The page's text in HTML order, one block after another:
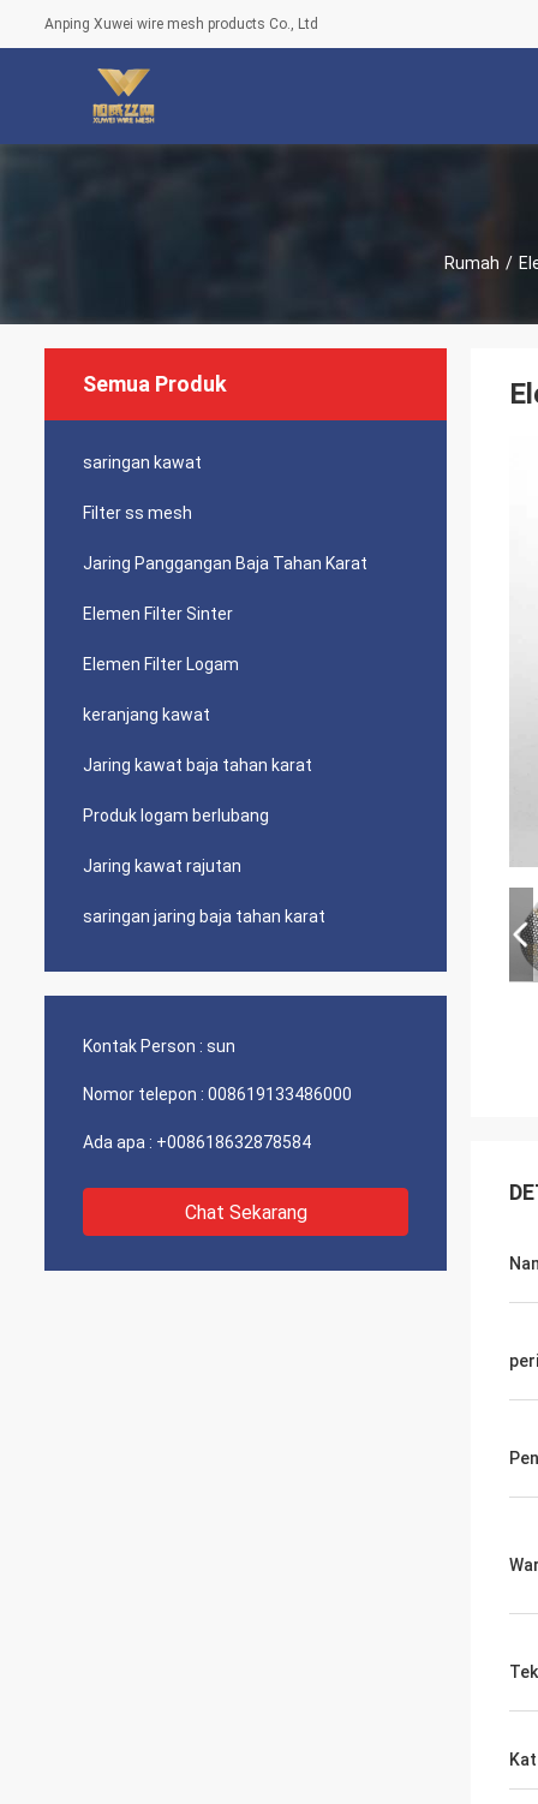
Anping Xuwei wire mesh products Co., Ltd
Rumah /
Semua Produk
saringan kawat
Filter ss mesh
Jaring Panggangan Baja Tahan Karat
Elemen Filter Sinter
Elemen Filter Logam
keranjang kawat
Jaring kawat baja tahan karat
Produk logam berlubang
Jaring kawat rajutan
saringan jaring baja tahan karat
Kontak Person : sun
Nomor telepon : 008619133486000
Ada apa : +008618632878584
Chat Sekarang